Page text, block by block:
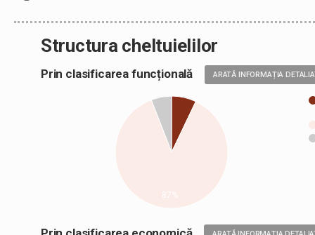
Structura cheltuielilor
Prin clasificarea funcțională ARATĂ INFORMAȚIA